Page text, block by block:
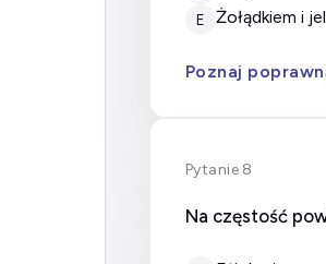
E żołądkiem i
Poznaj
Pytanie 8
Na częstość